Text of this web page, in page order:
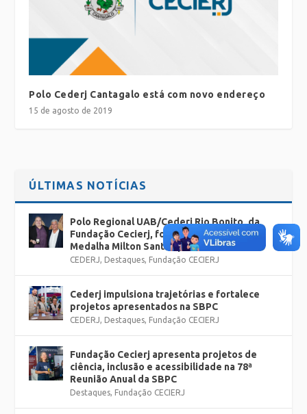
Polo Cederj Cantagalo está com novo endereço
15 de agosto de 2019
ÚLTIMAS NOTÍCIAS
Polo Regional UAB/Cederj Rio Bonito, da
Fundação Cecierj, foi homenageado com a
Medalha Milton Santos pela SBPC Jovem
CEDERJ, Destaques, Fundação CECIERJ
Cederj impulsiona trajetórias e fortalece
projetos apresentados na SBPC
CEDERJ, Destaques, Fundação CECIERJ
Fundação Cecierj apresenta projetos de
ciência, inclusão e acessibilidade na 78ª
Reunião Anual da SBPC
Destaques, Fundação CECIERJ